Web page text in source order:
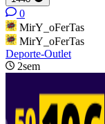
0
MirY_oFerTas
MirY_oFerTas
Deporte-Outlet
2sem